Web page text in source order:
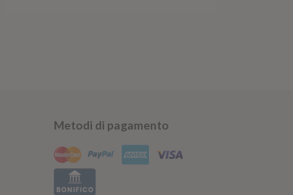
Metodi di pagamento